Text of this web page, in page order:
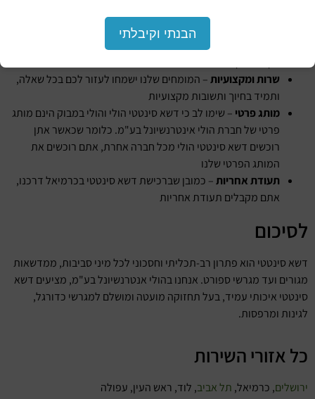
הבנתי וקיבלתי
העולמית ועברו את בדיקות התקן המחמירות ביותר על מנת לספק
שרות ומקצועיות– המומחים שלנו ישמחו לעזור לכם בכל שאלה,
ותמיד בחיוך ותשובות מקצועיות
מותג פרטי – שימו לב כי דשא סינטטי הולי והולי במבוק הינם מותג
פרטי של חברת הולי אינטרנשיונל בע"מ. כלומר שכאשר אתן
רוכשים דשא סינטטי הולי מכל חברה אחרת, אתם רוכשים את
המותג הפרטי שלנו
תעודת אחריות– כמובן שברכישת דשא סינטטי בכרמיאל דרכנו,
אתם מקבלים תעודת אחריות
לסיכום
דשא סינטטי הוא פתרון רב-תכליתי וחסכוני לכל מיני סביבות, ממדשאות
מגורים ועד מגרשי ספורט. אנחנו בהולי אנטרנשיונל בע"מ, מציעים דשא
סינטטי איכותי עמיד, בעל תחזוקה מועטה ומושלם למגרשי כדורגל,
לגינות ומרפסות.
כל אזורי השירות
ירושלים, כרמיאל, תל אביב, לוד, ראש העין, עפולה